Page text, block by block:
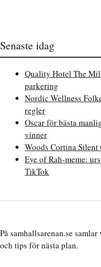
Senaste idag
Quality Hotel The
parkering
Nordic Wellness
regler
Oscar för bästa
vinner
Woods Cortina Silent
Eye of Rah-meme:
TikTok
På samhallsarenan.se
och tips för nästa plan.